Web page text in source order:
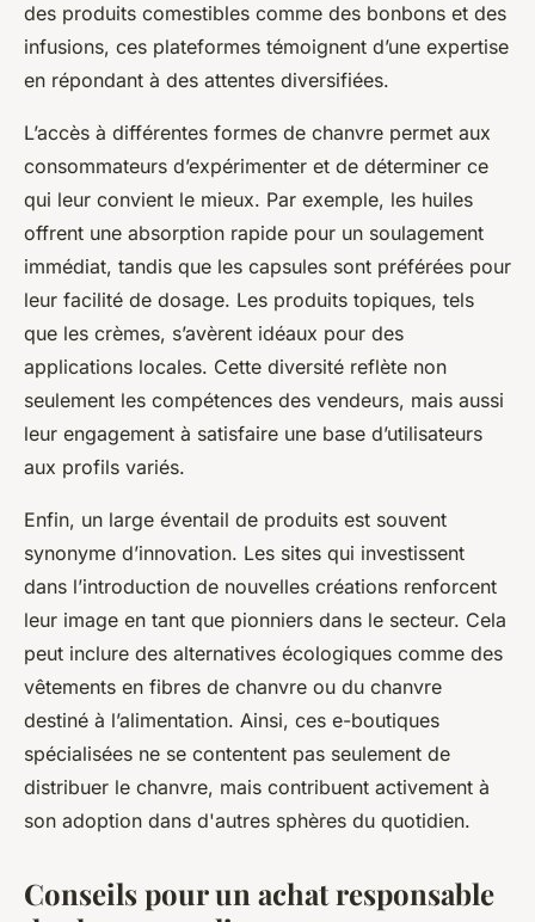
des produits comestibles comme des bonbons et des
infusions, ces plateformes témoignent d’une expertise
en répondant à des attentes diversifiées.
L’accès à différentes formes de chanvre permet aux
consommateurs d’expérimenter et de déterminer ce
qui leur convient le mieux. Par exemple, les huiles
offrent une absorption rapide pour un soulagement
immédiat, tandis que les capsules sont préférées pour
leur facilité de dosage. Les produits topiques, tels
que les crèmes, s’avèrent idéaux pour des
applications locales. Cette diversité reflète non
seulement les compétences des vendeurs, mais aussi
leur engagement à satisfaire une base d’utilisateurs
aux profils variés.
Enfin, un large éventail de produits est souvent
synonyme d’innovation. Les sites qui investissent
dans l’introduction de nouvelles créations renforcent
leur image en tant que pionniers dans le secteur. Cela
peut inclure des alternatives écologiques comme des
vêtements en fibres de chanvre ou du chanvre
destiné à l’alimentation. Ainsi, ces e-boutiques
spécialisées ne se contentent pas seulement de
distribuer le chanvre, mais contribuent activement à
son adoption dans d'autres sphères du quotidien.
Conseils pour un achat responsable